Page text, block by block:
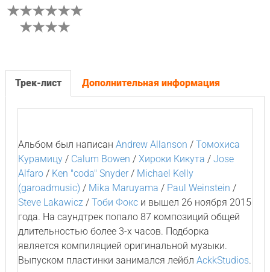
Трек-лист Дополнительная информация
Альбом был написан Andrew Allanson / Томохиса
Курамицу/ Calum Bowen / Хироки Кикута / Jose
Alfaro/ Ken "coda" Snyder/ Michael Kelly
(garoadmusic) / Mika Maruyama / Paul Weinstein /
Steve Lakawicz/ Тоби Фокси вышел 26 ноября 2015
года. На саундтрек попало 87 композиций общей
длительностью более 3-х часов. Подборка
является компиляцией оригинальной музыки.
Выпуском пластинки занимался лейбл AckkStudios.